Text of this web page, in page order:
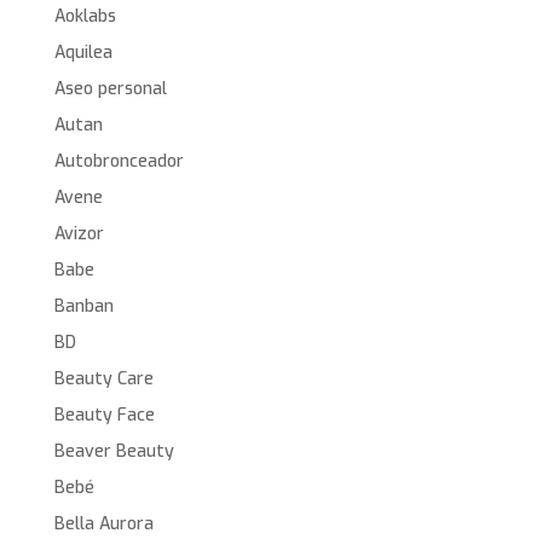
Aoklabs
Aquilea
Aseo personal
Autan
Autobronceador
Avene
Avizor
Babe
Banban
BD
Beauty Care
Beauty Face
Beaver Beauty
Bebé
Bella Aurora